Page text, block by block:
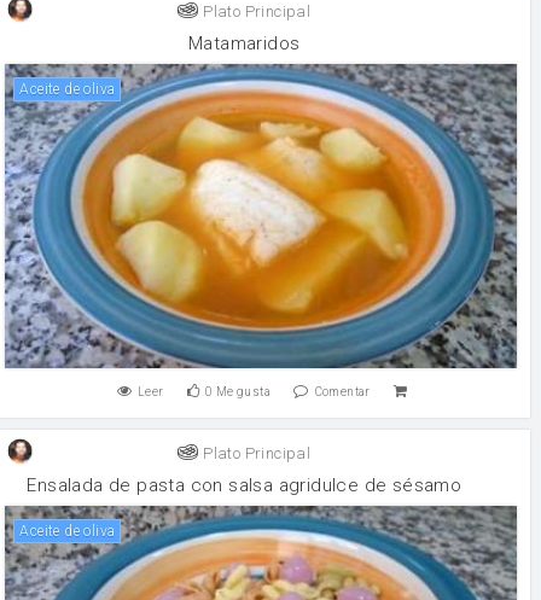
Plato Principal
Matamaridos
aceite de oliva
Leer 0 Me gusta Comentar
Plato Principal
Ensalada de pasta con salsa agridulce de sésamo
aceite de oliva